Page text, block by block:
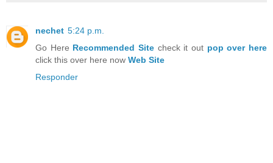
nechet 5:24 p.m.
Go Here Recommended Site check it out pop over here
click this over here now Web Site
Responder